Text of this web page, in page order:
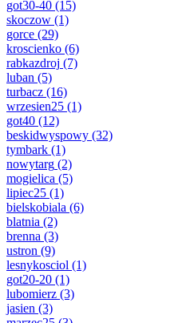
got30-40 (15)
skoczow (1)
gorce (29)
kroscienko (6)
rabkazdroj (7)
luban (5)
turbacz (16)
wrzesien25 (1)
got40 (12)
beskidwyspowy (32)
tymbark (1)
nowytarg (2)
mogielica (5)
lipiec25 (1)
bielskobiala (6)
blatnia (2)
brenna (3)
ustron (9)
lesnykosciol (1)
got20-20 (1)
lubomierz (3)
jasien (3)